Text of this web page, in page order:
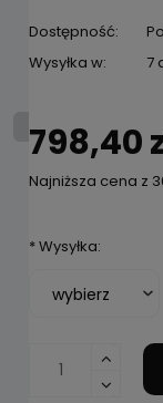
Dostępność:
Wysyłka w:
7
798,40
Najniższa cena z
*Wysyłka: